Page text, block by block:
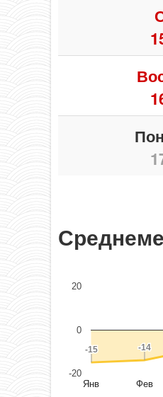
Янв Фев
-20
0
20
-15
-15 -14
-14